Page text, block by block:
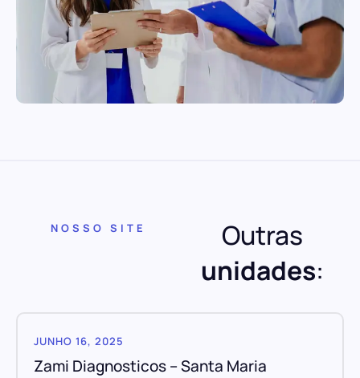
NOSSO SITE
Outras
unidades:
JUNHO 16, 2025
Zami Diagnosticos – Santa Maria